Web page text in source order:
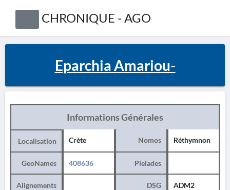
CHRONIQUE - AGO
Eparchia Amariou-
Informations Générales
Localisation Crète Nomos Réthymnon
GeoNames 408636 Pleiades
Alignements
DSG ADM2